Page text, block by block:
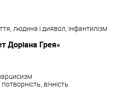
людина і диявол, інфантилізм
Доріана Грея»
вічність